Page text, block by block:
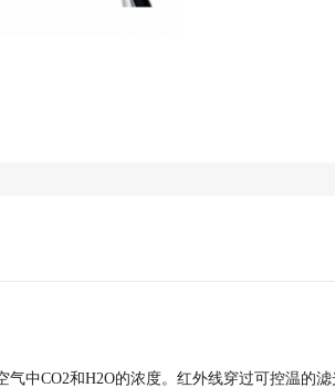
中CO2和H2O的浓度。红外线穿过可控温的